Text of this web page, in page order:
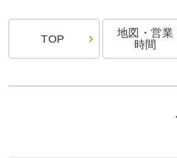
TOP
地図・営業
時間